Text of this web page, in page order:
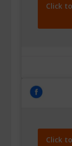
Click
Click